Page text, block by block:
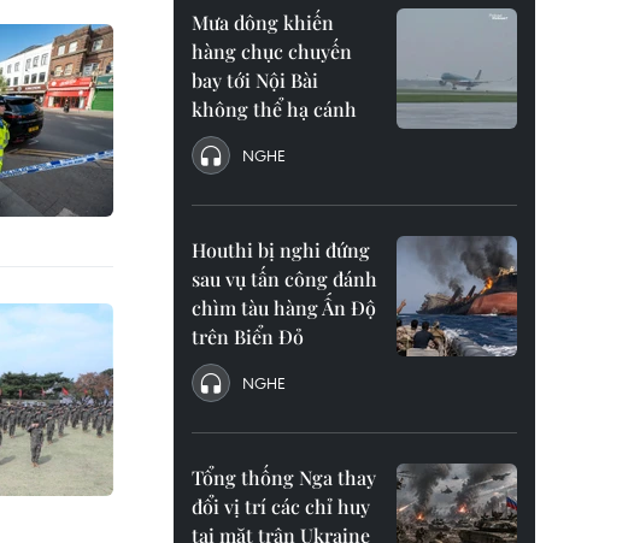
Mưa dông khiến
hàng chục chuyến
bay tới Nội Bài
không thể hạ cánh
NGHE
Houthi bị nghi đứng
sau vụ tấn công đánh
chìm tàu hàng Ấn Độ
trên Biển Đỏ
NGHE
Tổng thống Nga thay
đổi vị trí các chỉ huy
tại mặt trận Ukraine